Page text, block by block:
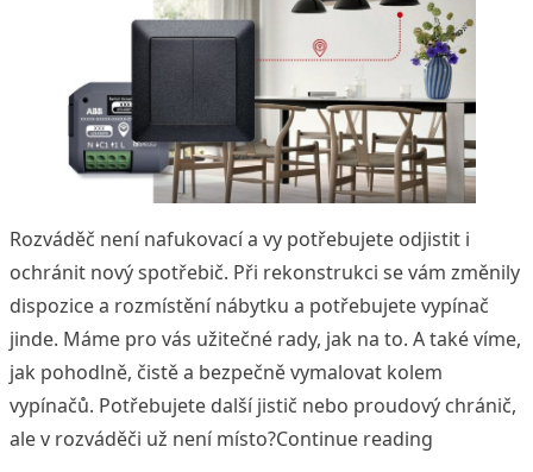
Rozváděč není nafukovací a vy potřebujete odjistit i
ochránit nový spotřebič. Při rekonstrukci se vám změnily
dispozice a rozmístění nábytku a potřebujete vypínač
jinde. Máme pro vás užitečné rady, jak na to. A také víme,
jak pohodlně, čistě a bezpečně vymalovat kolem
vypínačů. Potřebujete další jistič nebo proudový chránič,
ale v rozváděči už není místo?Continue reading